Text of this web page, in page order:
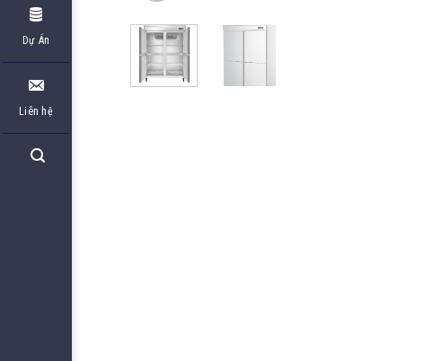
Dự Án
Liên hệ